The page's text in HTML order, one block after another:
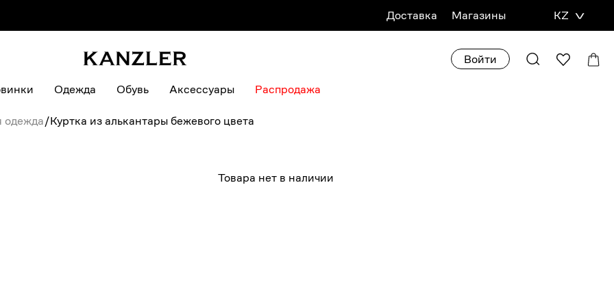
Доставка Магазины KZ
Войти
Одежда Обувь Аксессуары Распродажа
одежда/Куртка из алькантары бежевого цвета
Товара нет в наличии